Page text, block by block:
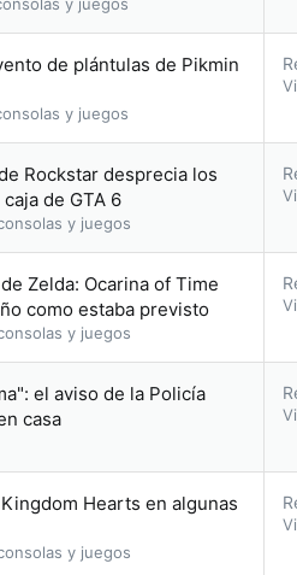
y juegos
de plántulas de Pikmin
y juegos
Rockstar desprecia los
de GTA 6
y juegos
Zelda: Ocarina of Time
como estaba previsto
y juegos
el aviso de la Policía
casa
Hearts en algunas
y juegos